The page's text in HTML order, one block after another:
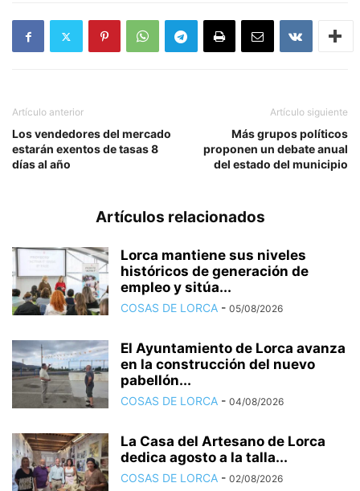
Artículo anterior
Los vendedores del mercado
estarán exentos de tasas 8
días al año
Artículo siguiente
Más grupos políticos
proponen un debate anual
del estado del municipio
Artículos relacionados
Lorca mantiene sus niveles
históricos de generación de
empleo y sitúa...
COSAS DE LORCA - 05/08/2026
El Ayuntamiento de Lorca avanza
en la construcción del nuevo
pabellón...
COSAS DE LORCA - 04/08/2026
La Casa del Artesano de Lorca
dedica agosto a la talla...
COSAS DE LORCA - 02/08/2026